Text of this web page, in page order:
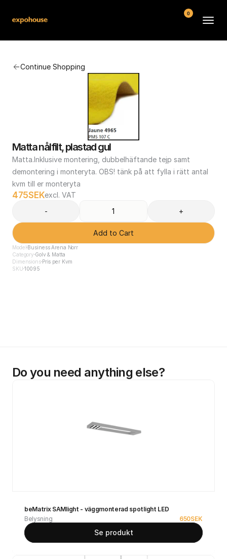
Continue Shopping
Matta nålfilt, plastad gul
Matta.Inklusive montering, dubbelhäftande tejp samt
demontering i monteryta. OBS! tänk på att fylla i rätt antal
kvm till er monteryta
475SEKexcl. VAT
-
+
Add to Cart
Model Business Arena Norr
Category Golv & Matta
DimensionsPris per Kvm
SKU 10095
Do you need anything else?
beMatrix SAMlight - väggmonterad spotlight LED
Belysning
650SEK
Se produkt
FAQ
Contact
Conditions
0